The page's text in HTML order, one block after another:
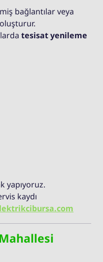
bağlantılar veya
tesisat yenileme
yapıyoruz.
kaydı